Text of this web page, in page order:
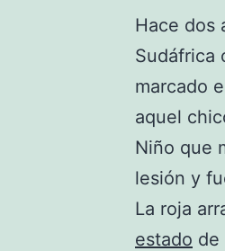
Hace dos
Sudáfrica
marcado
aquel
Niño que
lesión y
La roja
estado de